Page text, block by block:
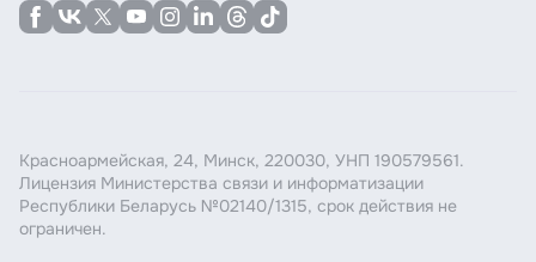
Красноармейская, 24, Минск, 220030, УНП 190579561.
Лицензия Министерства связи и информатизации
Республики Беларусь №02140/1315, срок действия не
ограничен.